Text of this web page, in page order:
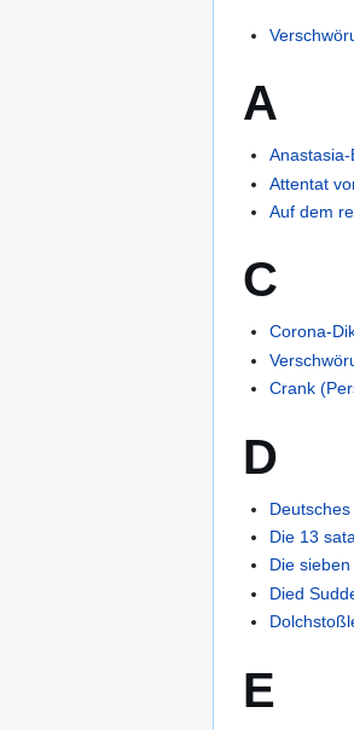
A
Attentat
Auf dem
C
Corona-
Crank
D
Die 13
Die
Died
E